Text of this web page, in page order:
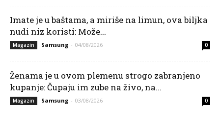
Imate je u baštama, a miriše na limun, ova biljka
nudi niz koristi: Može...
Magazin Samsung - 04/08/2026 0
Ženama je u ovom plemenu strogo zabranjeno
kupanje: Čupaju im zube na živo, na...
Magazin Samsung - 03/08/2026 0